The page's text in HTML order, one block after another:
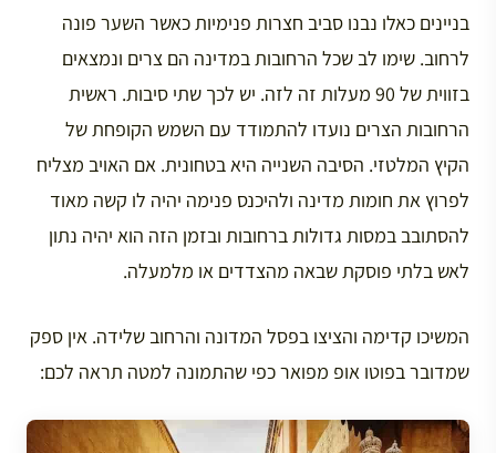
בניינים כאלו נבנו סביב חצרות פנימיות כאשר השער פונה
לרחוב. שימו לב שכל הרחובות במדינה הם צרים ונמצאים
בזווית של 90 מעלות זה לזה. יש לכך שתי סיבות. ראשית
הרחובות הצרים נועדו להתמודד עם השמש הקופחת של
הקיץ המלטזי. הסיבה השנייה היא בטחונית. אם האויב מצליח
לפרוץ את חומות מדינה ולהיכנס פנימה יהיה לו קשה מאוד
להסתובב במסות גדולות ברחובות ובזמן הזה הוא יהיה נתון
לאש בלתי פוסקת שבאה מהצדדים או מלמעלה.
המשיכו קדימה והציצו בפסל המדונה והרחוב שלידה. אין ספק
שמדובר בפוטו אופ מפואר כפי שהתמונה למטה תראה לכם: